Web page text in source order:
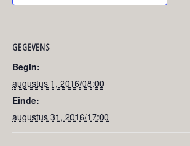
GEGEVENS
Begin:
augustus 1, 2016/08:00
Einde:
augustus 31, 2016/17:00